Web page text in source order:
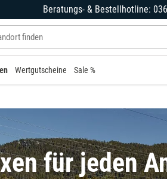
Beratungs- & Bestellhotline:
Wertgutscheine Sale %
für jeden